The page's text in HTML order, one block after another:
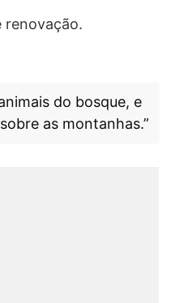
renovação.
do bosque, e
as montanhas.”